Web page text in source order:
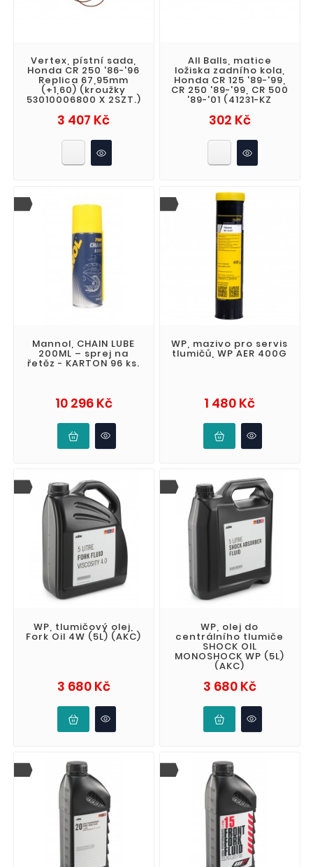
Vertex, pístní sada,
Honda CR 250 '86-'96
Replica 67,95mm
(+1,60) (kroužky
53010006800 X 2SZT.)
3 407 KčCena
All Balls, matice
ložiska zadního kola,
Honda CR 125 '89-'99,
CR 250 '89-'99, CR 500
'89-'01 (41231-KZ
302 KčCena
Mannol, CHAIN LUBE
200ML – sprej na
řetěz - KARTON 96 ks.
10 296 KčCena
WP, mazivo pro servis
tlumičů, WP AER 400G
1 480 KčCena
WP, tlumičový olej,
Fork Oil 4W (5L) (AKC)
3 680 KčCena
WP, olej do
centrálního tlumiče
SHOCK OIL
MONOSHOCK WP (5L)
(AKC)
3 680 KčCena